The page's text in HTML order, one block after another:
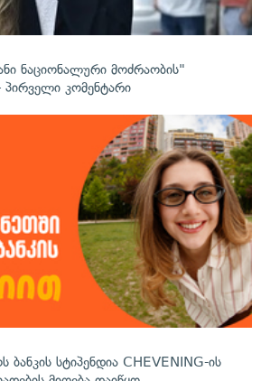
ნაციონალური მოძრაობის"
კომენტარი
სტიპენდია CHEVENING-ის